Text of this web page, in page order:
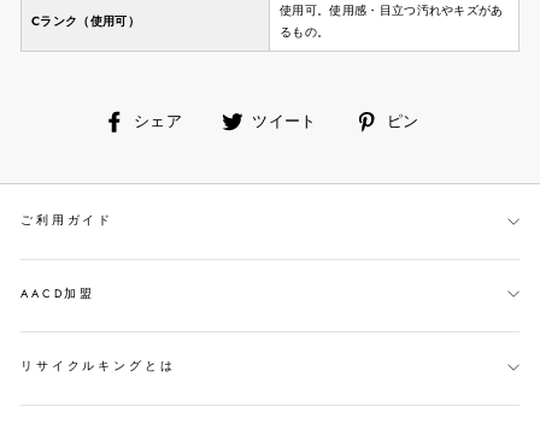
Cランク（使用可）
使用可。使用感・目立つ汚れやキズがあ
るもの。
シェア
facebookツイート ピン
ご利用ガイド
AACD加盟
リサイクルキングとは